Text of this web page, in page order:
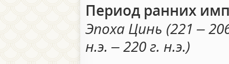
Период ранних
Эпоха Цинь (221 –
н.э. – 220 г. н.э.)